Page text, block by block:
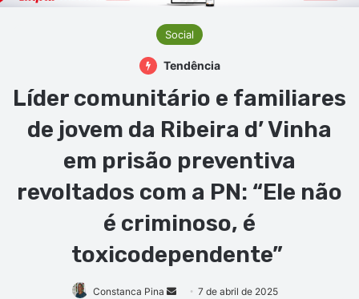
Social
Tendência
Líder comunitário e familiares
de jovem da Ribeira d’ Vinha
em prisão preventiva
revoltados com a PN: “Ele não
é criminoso, é
toxicodependente”
Constanca Pina
Mande7 de abril de 2025